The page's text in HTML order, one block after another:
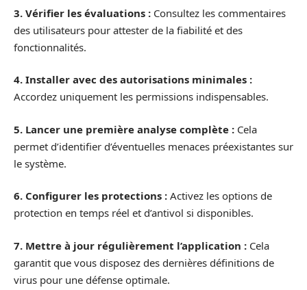
3. Vérifier les évaluations : Consultez les commentaires
des utilisateurs pour attester de la fiabilité et des
fonctionnalités.
4. Installer avec des autorisations minimales :
Accordez uniquement les permissions indispensables.
5. Lancer une première analyse complète : Cela
permet d’identifier d’éventuelles menaces préexistantes sur
le système.
6. Configurer les protections : Activez les options de
protection en temps réel et d’antivol si disponibles.
7. Mettre à jour régulièrement l’application : Cela
garantit que vous disposez des dernières définitions de
virus pour une défense optimale.